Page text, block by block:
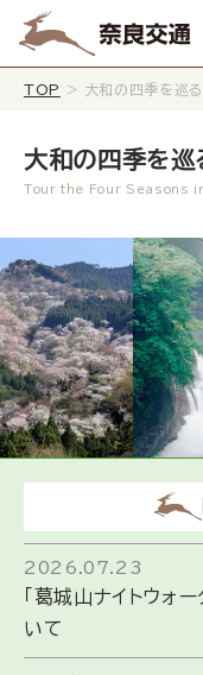
TOP > 大和の四季を巡
大和の四季を巡
2026.07.23
「葛城山ナイトウォ
いて